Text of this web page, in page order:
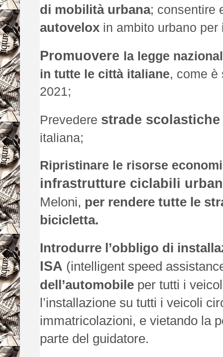
di mobilità urbana; consentire
autovelox in ambito urbano
Promuovere la legge
in tutte le città italiane, come è
2021;
Prevedere strade scolastiche
italiana;
Ripristinare le risorse
infrastrutture ciclabili
Meloni, per rendere tutte le
bicicletta.
Introdurre l’obbligo di
ISA (intelligent speed
dell’automobile per tutti i
l’installazione su tutti i veicoli
immatricolazioni, e vietando la
parte del guidatore.